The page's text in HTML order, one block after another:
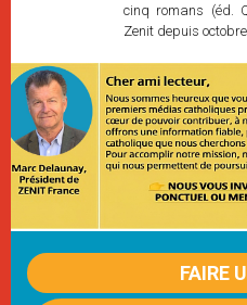
cinq romans (éd.
Zenit depuis octobre
FAIRE